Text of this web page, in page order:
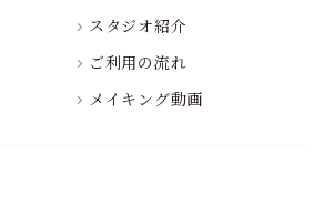
スタジオ紹介
ご利用の流れ
メイキング動画